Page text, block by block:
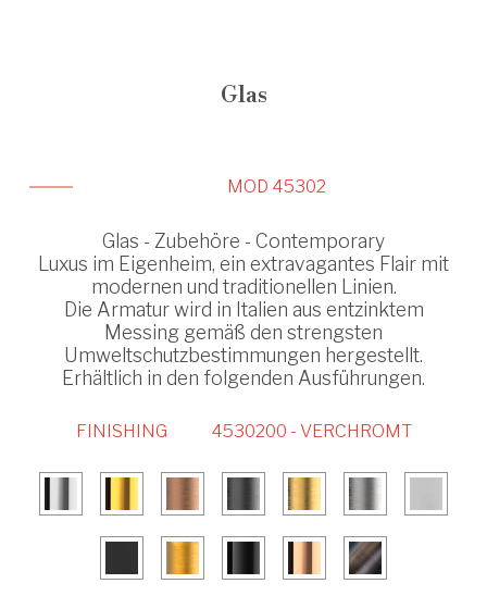
Glas
MOD 45302
Glas - Zubehöre - Contemporary
Luxus im Eigenheim, ein extravagantes Flair mit
modernen und traditionellen Linien.
Die Armatur wird in Italien aus entzinktem
Messing gemäß den strengsten
Umweltschutzbestimmungen hergestellt.
Erhältlich in den folgenden Ausführungen.
FINISHING 4530200 - VERCHROMT